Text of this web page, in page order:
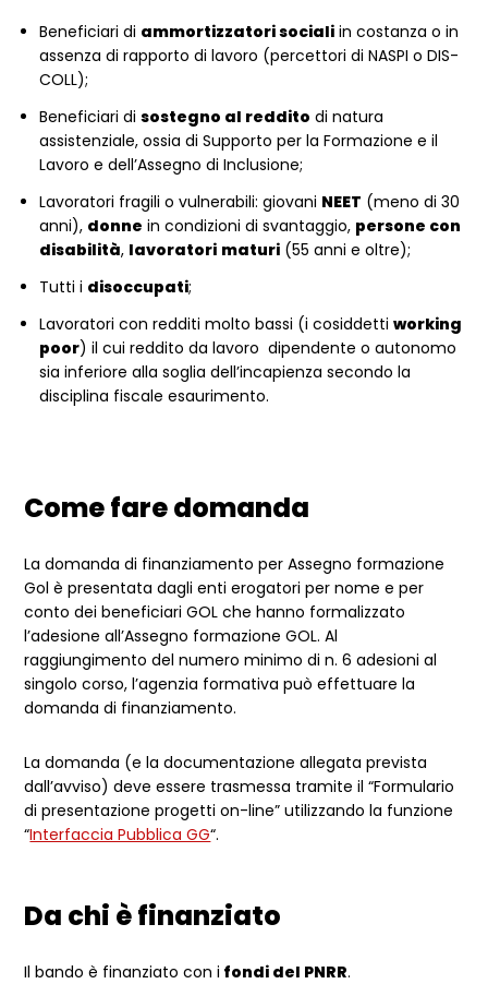
Beneficiari di ammortizzatori sociali in costanza o in
assenza di rapporto di lavoro (percettori di NASPI o DIS-
COLL);
Beneficiari disostegno al reddito di natura
assistenziale, ossia di Supporto per la Formazione e il
Lavoro e dell’Assegno di Inclusione;
Lavoratori fragili o vulnerabili: giovani NEET (meno di 30
anni), donne in condizioni di svantaggio, persone con
disabilità, lavoratori maturi (55 anni e oltre);
Tutti i disoccupati;
Lavoratori con redditi molto bassi (i cosiddettiworking
poor) il cui reddito da lavoro dipendente o autonomo
sia inferiore alla soglia dell’incapienza secondo la
disciplina fiscale esaurimento.
Come fare domanda
La domanda di finanziamento per Assegno formazione
Gol è presentata dagli enti erogatori per nome e per
conto dei beneficiari GOL che hanno formalizzato
l’adesione all’Assegno formazione GOL. Al
raggiungimento del numero minimo di n. 6 adesioni al
singolo corso, l’agenzia formativa può effettuare la
domanda di finanziamento.
La domanda (e la documentazione allegata prevista
dall’avviso) deve essere trasmessa tramite il “Formulario
di presentazione progetti on-line” utilizzando la funzione
“Interfaccia Pubblica GG“.
Da chi è finanziato
Il bando è finanziato con i fondi del PNRR.